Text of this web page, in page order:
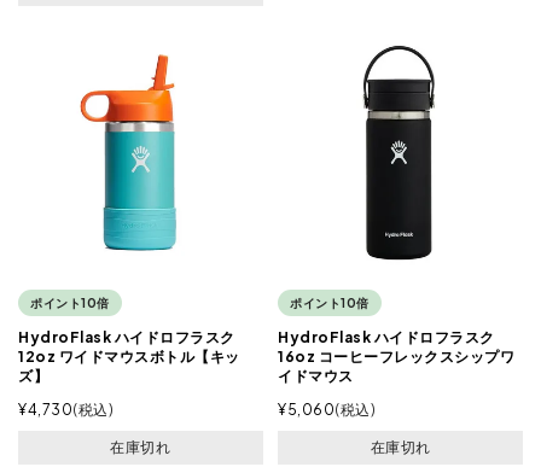
ポイント10倍
HydroFlask ハイドロフラスク
12oz ワイドマウスボトル【キッ
ズ】
¥4,730 税込
在庫切れ
ポイント10倍
HydroFlask ハイドロフラスク
16oz コーヒーフレックスシップワ
イドマウス
¥5,060 税込
在庫切れ